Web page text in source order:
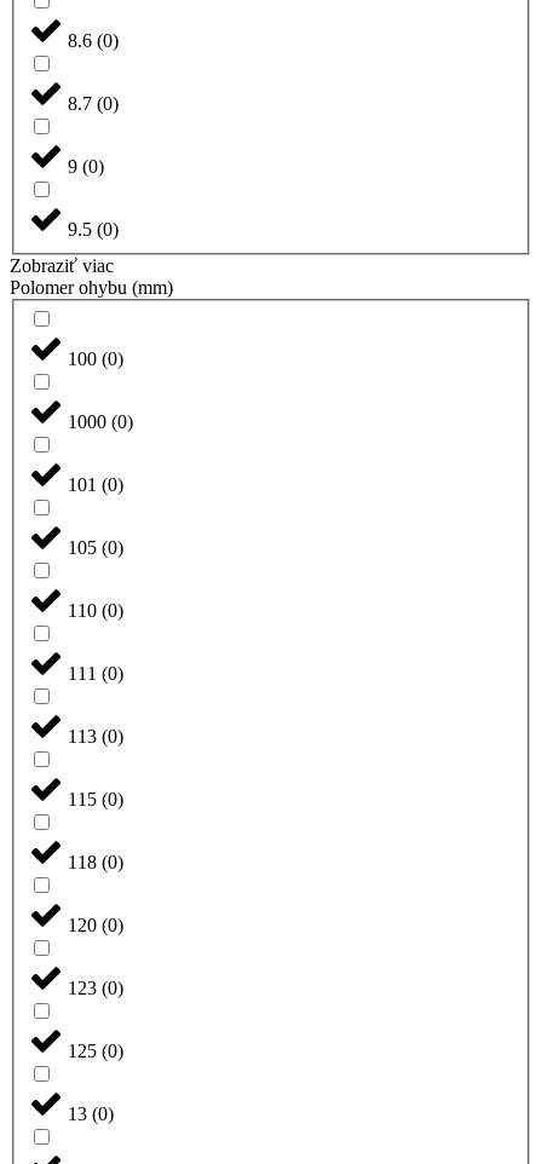
8.6 (0)
8.7 (0)
9 (0)
9.5 (0)
Zobraziť viac
Polomer ohybu (mm)
100 (0)
1000 (0)
101 (0)
105 (0)
110 (0)
111 (0)
113 (0)
115 (0)
118 (0)
120 (0)
123 (0)
125 (0)
13 (0)